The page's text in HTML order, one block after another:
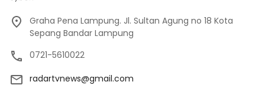
Graha Pena Lampung. Jl. Sultan Agung no 18 Kota
Sepang Bandar Lampung
0721-5610022
radartvnews@gmail.com